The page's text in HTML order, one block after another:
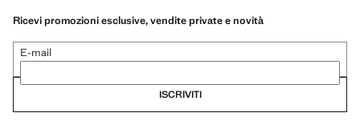
Ricevi promozioni esclusive, vendite private e novità
E-mail
ISCRIVITI